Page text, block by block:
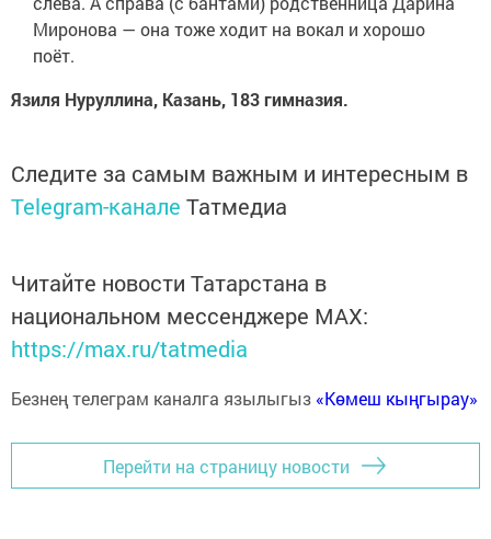
Миронова — она тоже ходит на вокал и хорошо
поёт.
Язиля Нуруллина, Казань, 183 гимназия.
Следите за самым важным и интересным в
Telegram-канале Татмедиа
Читайте новости Татарстана в
национальном мессенджере MАХ:
https://max.ru/tatmedia
Безнең телеграм каналга язылыгыз «Көмеш кыңгырау»
Перейти на страницу новости